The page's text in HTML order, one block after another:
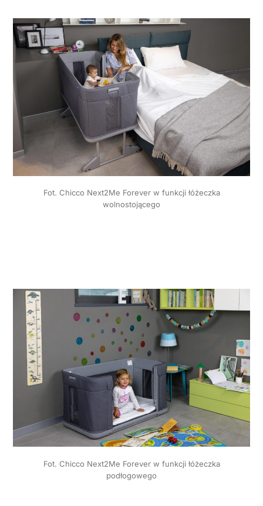
Fot. Chicco Next2Me Forever w funkcji łóżeczka
wolnostojącego
Fot. Chicco Next2Me Forever w funkcji łóżeczka
podłogowego